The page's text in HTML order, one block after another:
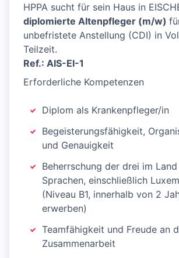
HPPA sucht für sein Haus in
diplomierte Altenpfleger (m/w)
unbefristete Anstellung (CDI) in
Teilzeit.
Ref.: AIS-EI-1
Erforderliche Kompetenzen
Diplom als Krankenpfleger/in
Begeisterungsfähigkeit,
und Genauigkeit
Beherrschung der drei im
Sprachen, einschließlich
(Niveau B1, innerhalb von 2
erwerben)
Teamfähigkeit und Freude an
Zusammenarbeit